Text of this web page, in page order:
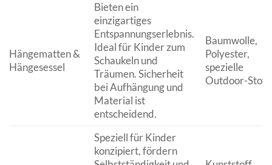
Hängematten &
Hängesessel
Bieten ein
einzigartiges
Entspannungserlebnis.
Ideal für Kinder zum
Schaukeln und
Träumen. Sicherheit
bei Aufhängung und
Material ist
entscheidend.
Baumwolle,
Polyester,
spezielle
Outdoor-
Speziell für Kinder
konzipiert, fördern